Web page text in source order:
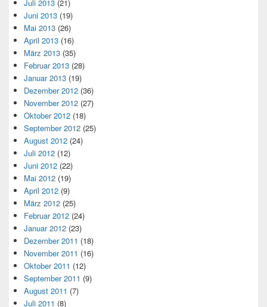
Juli 2013 (21)
Juni 2013 (19)
Mai 2013 (26)
April 2013 (16)
März 2013 (35)
Februar 2013 (28)
Januar 2013 (19)
Dezember 2012 (36)
November 2012 (27)
Oktober 2012 (18)
September 2012 (25)
August 2012 (24)
Juli 2012 (12)
Juni 2012 (22)
Mai 2012 (19)
April 2012 (9)
März 2012 (25)
Februar 2012 (24)
Januar 2012 (23)
Dezember 2011 (18)
November 2011 (16)
Oktober 2011 (12)
September 2011 (9)
August 2011 (7)
Juli 2011 (8)